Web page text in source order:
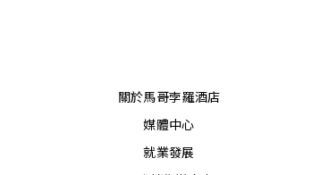
關於馬哥孛羅酒店
媒體中心
就業發展